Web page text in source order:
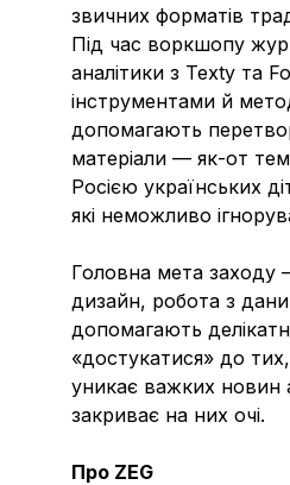
звичних форматів
Під час воркшопу
аналітики з Texty та
інструментами й
допомагають
матеріали — як-от
Росією українських
які неможливо
Головна мета заходу
дизайн, робота з
допомагають
«достукатися» до
уникає важких новин
закриває на них очі.
Про ZEG